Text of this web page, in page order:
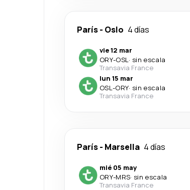
París- Oslo 4 días
vie 12 mar
ORY-OSL· sin escala
Transavia France
lun 15 mar
OSL-ORY· sin escala
Transavia France
París- Marsella 4 días
mié 05 may
ORY-MRS· sin escala
Transavia France